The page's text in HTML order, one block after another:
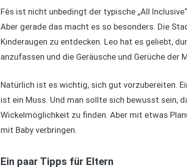
Fès ist nicht unbedingt der typische „All
Aber gerade das macht es so besonders. Die
Kinderaugen zu entdecken. Leo hat es geliebt,
anzufassen und die Geräusche und Gerüche der
Natürlich ist es wichtig, sich gut vorzubereiten.
ist ein Muss. Und man sollte sich bewusst sein,
Wickelmöglichkeit zu finden. Aber mit etwas
mit Baby verbringen.
Ein paar Tipps für Eltern